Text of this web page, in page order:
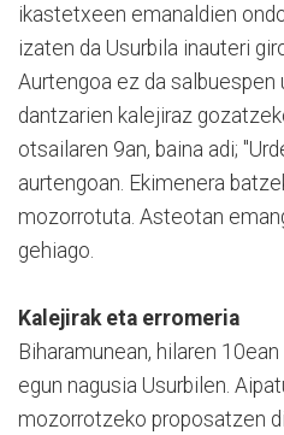
ikastetxeen emanaldien
izaten da Usurbila inauteri
Aurtengoa ez da salbuespen
dantzarien kalejiraz
otsailaren 9an, baina adi;
aurtengoan. Ekimenera
mozorrotuta. Asteotan
gehiago.
Kalejirak eta erromeria
Biharamunean, hilaren
egun nagusia Usurbilen.
mozorrotzeko proposatzen